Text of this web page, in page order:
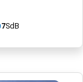
7SdB